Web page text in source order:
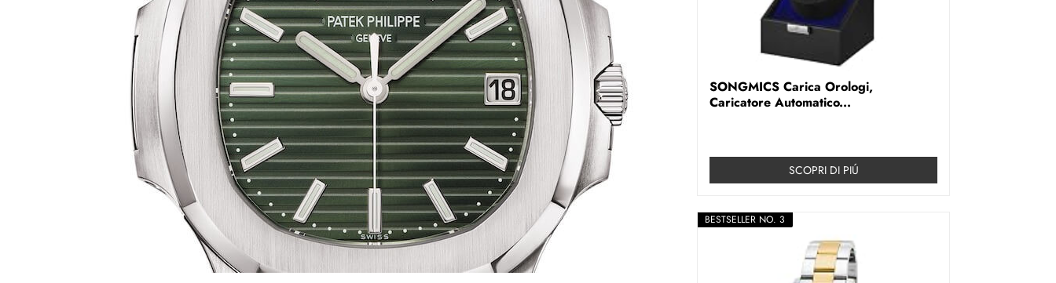
SONGMICS Carica Orologi,
Caricatore Automatico...
SCOPRI DI PIÚ
BESTSELLER NO. 3